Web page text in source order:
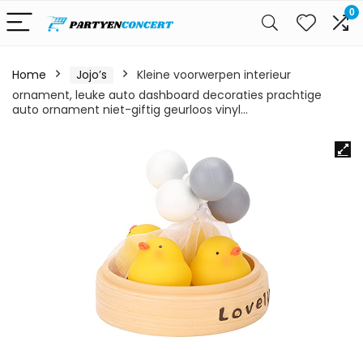
0
Home Jojo’s
Kleine voorwerpen interieur
ornament, leuke auto dashboard decoraties prachtige
auto ornament niet-giftig geurloos vinyl…